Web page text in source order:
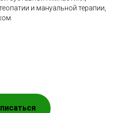
и мануальной терапии,